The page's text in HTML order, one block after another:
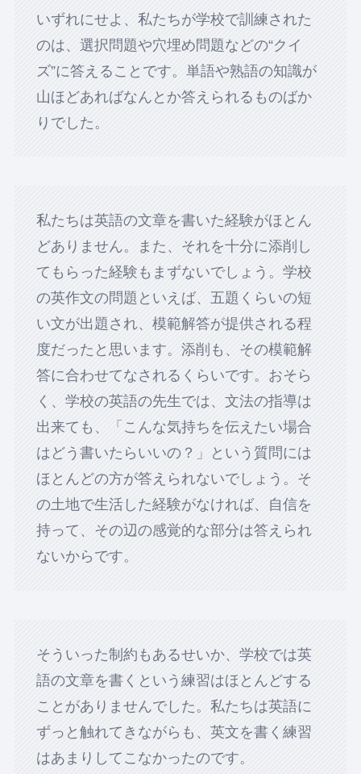
いずれにせよ、私たちが学校で訓練された
のは、選択問題や穴埋め問題などの“クイ
ズ”に答えることです。単語や熟語の知識が
山ほどあればなんとか答えられるものばか
りでした。
私たちは英語の文章を書いた経験がほとん
どありません。また、それを十分に添削し
てもらった経験もまずないでしょう。学校
の英作文の問題といえば、五題くらいの短
い文が出題され、模範解答が提供される程
度だったと思います。添削も、その模範解
答に合わせてなされるくらいです。おそら
く、学校の英語の先生では、文法の指導は
出来ても、「こんな気持ちを伝えたい場合
はどう書いたらいいの？」という質問には
ほとんどの方が答えられないでしょう。そ
の土地で生活した経験がなければ、自信を
持って、その辺の感覚的な部分は答えられ
ないからです。
そういった制約もあるせいか、学校では英
語の文章を書くという練習はほとんどする
ことがありませんでした。私たちは英語に
ずっと触れてきながらも、英文を書く練習
はあまりしてこなかったのです。